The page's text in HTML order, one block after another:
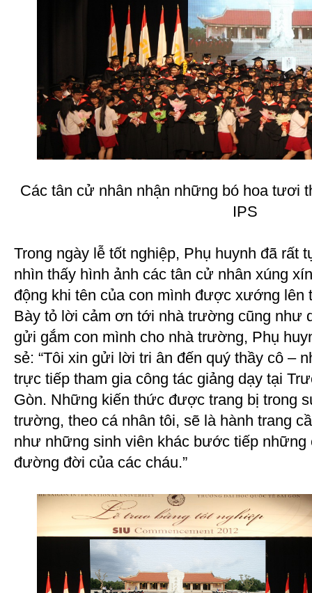
Các tân cử nhân nhận những bó hoa tươi
IPS
Trong ngày lễ tốt nghiệp, Phụ huynh đã rất
nhìn thấy hình ảnh các tân cử nhân xúng
động khi tên của con mình được xướng lên
Bày tỏ lời cảm ơn tới nhà trường cũng như
gửi gắm con mình cho nhà trường, Phụ
sẻ: “Tôi xin gửi lời tri ân đến quý thầy cô –
trực tiếp tham gia công tác giảng dạy tại
Gòn. Những kiến thức được trang bị trong
trường, theo cá nhân tôi, sẽ là hành trang
như những sinh viên khác bước tiếp những
đường đời của các cháu.”